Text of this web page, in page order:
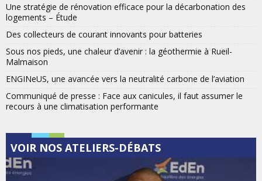
Une stratégie de rénovation efficace pour la décarbonation des
logements – Étude
Des collecteurs de courant innovants pour batteries
Sous nos pieds, une chaleur d’avenir : la géothermie à Rueil-
Malmaison
ENGINeUS, une avancée vers la neutralité carbone de l’aviation
Communiqué de presse : Face aux canicules, il faut assumer le
recours à une climatisation performante
VOIR NOS ATELIERS-DÉBATS